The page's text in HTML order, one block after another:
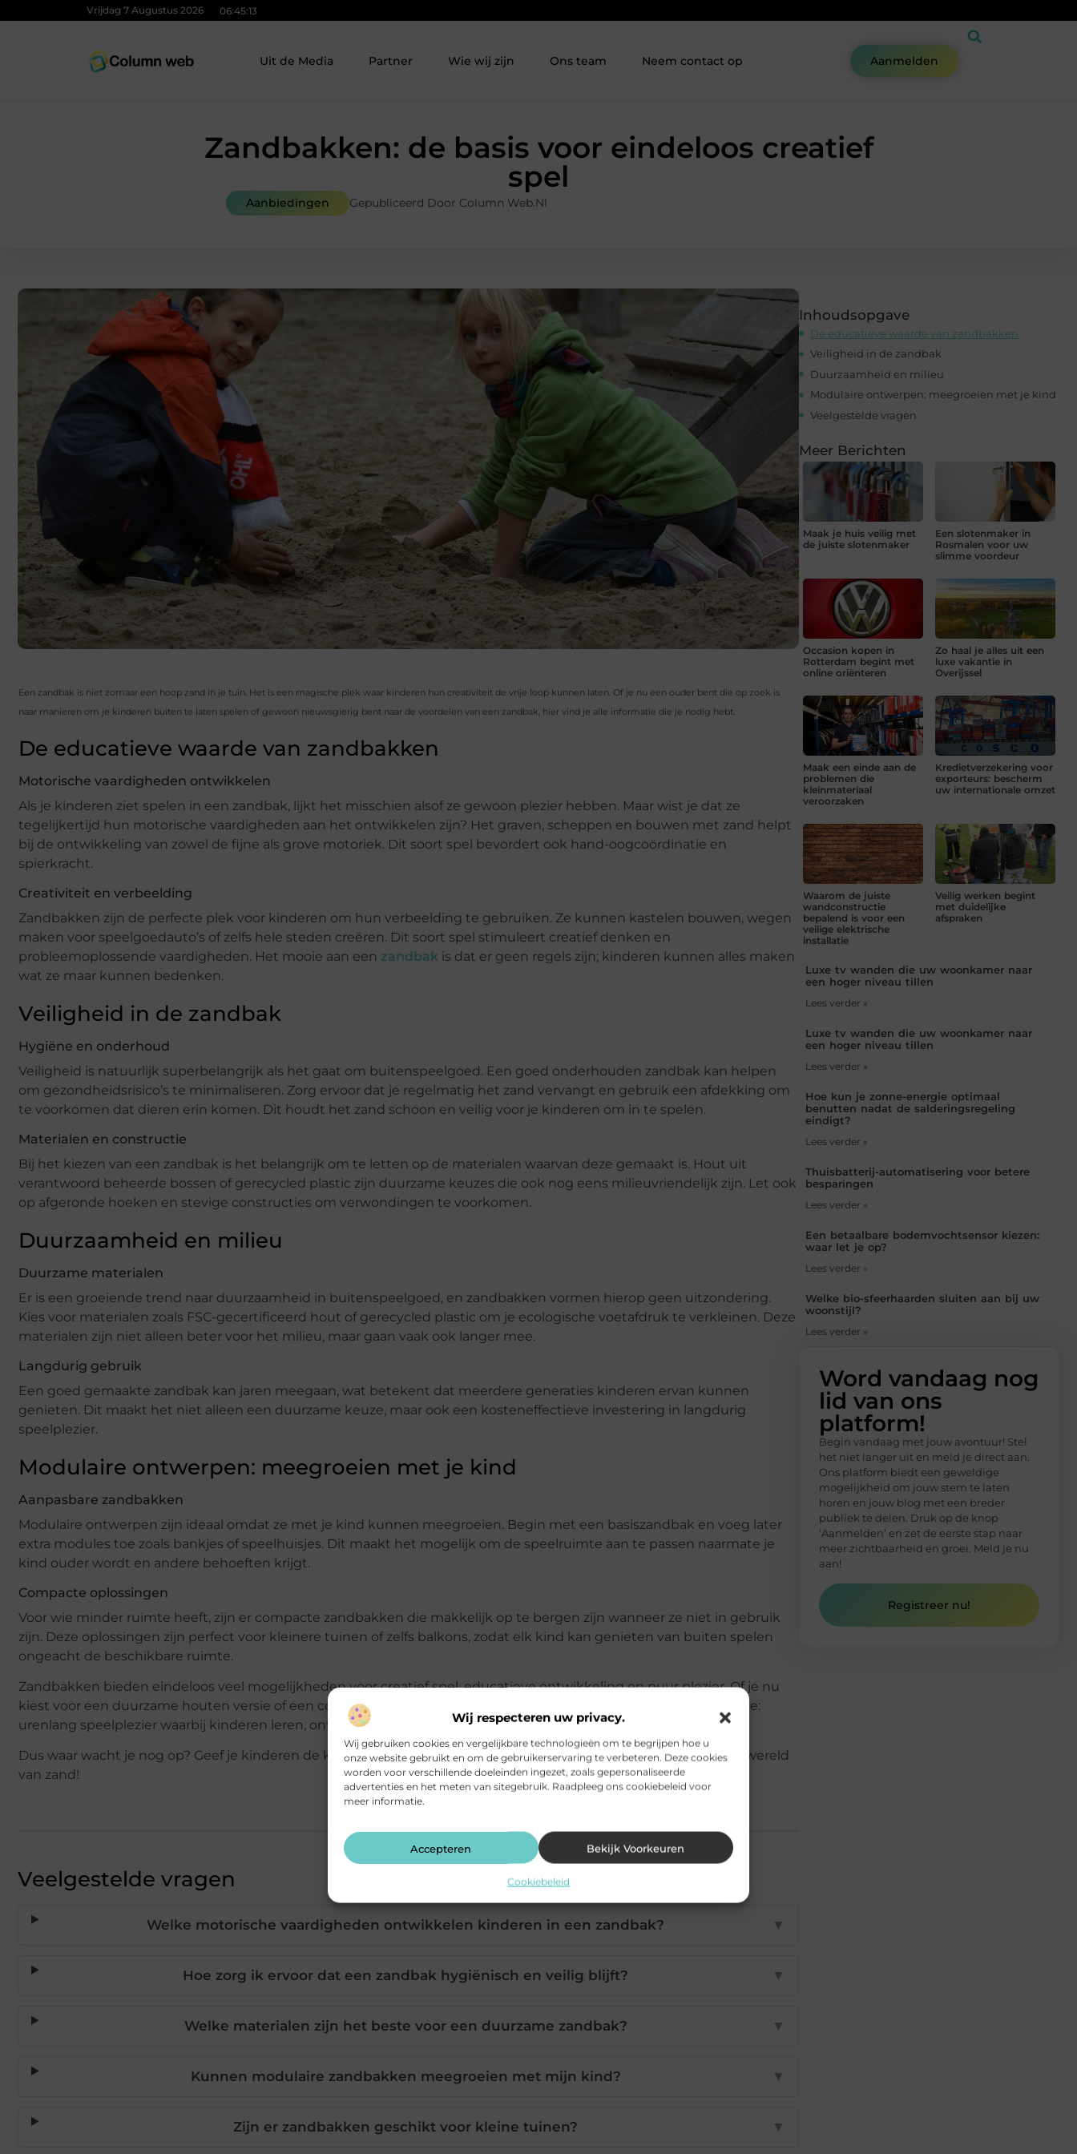
Wij respecteren uw privacy.
Wij gebruiken cookies en vergelijkbare technologieën om te begrijpen hoe u
onze website gebruikt en om de gebruikerservaring te verbeteren. Deze cookies
worden voor verschillende doeleinden ingezet, zoals gepersonaliseerde
advertenties en het meten van sitegebruik. Raadpleeg ons cookiebeleid voor
meer informatie.
Accepteren Bekijk Voorkeuren
Cookiebeleid
Vrijdag 7 Augustus 2026 06:45:14
Uit de Media Partner Wie wij zijn Ons team Neem contact op Aanmelden
Zandbakken: de basis voor eindeloos creatief
spel
Aanbiedingen Gepubliceerd Door Column Web.nl
Een zandbak is niet zomaar een hoop zand in je tuin. Het is een magische plek waar kinderen hun creativiteit de vrije loop kunnen laten. Of je nu een ouder bent die op zoek is
naar manieren om je kinderen buiten te laten spelen of gewoon nieuwsgierig bent naar de voordelen van een zandbak, hier vind je alle informatie die je nodig hebt.
De educatieve waarde van zandbakken
Motorische vaardigheden ontwikkelen
Als je kinderen ziet spelen in een zandbak, lijkt het misschien alsof ze gewoon plezier hebben. Maar wist je dat ze
tegelijkertijd hun motorische vaardigheden aan het ontwikkelen zijn? Het graven, scheppen en bouwen met zand helpt
bij de ontwikkeling van zowel de fijne als grove motoriek. Dit soort spel bevordert ook hand-oogcoördinatie en
spierkracht.
Creativiteit en verbeelding
Zandbakken zijn de perfecte plek voor kinderen om hun verbeelding te gebruiken. Ze kunnen kastelen bouwen, wegen
maken voor speelgoedauto’s of zelfs hele steden creëren. Dit soort spel stimuleert creatief denken en
probleemoplossende vaardigheden. Het mooie aan een zandbak is dat er geen regels zijn; kinderen kunnen alles maken
wat ze maar kunnen bedenken.
Veiligheid in de zandbak
Hygiëne en onderhoud
Veiligheid is natuurlijk superbelangrijk als het gaat om buitenspeelgoed. Een goed onderhouden zandbak kan helpen
om gezondheidsrisico’s te minimaliseren. Zorg ervoor dat je regelmatig het zand vervangt en gebruik een afdekking om
te voorkomen dat dieren erin komen. Dit houdt het zand schoon en veilig voor je kinderen om in te spelen.
Materialen en constructie
Bij het kiezen van een zandbak is het belangrijk om te letten op de materialen waarvan deze gemaakt is. Hout uit
verantwoord beheerde bossen of gerecycled plastic zijn duurzame keuzes die ook nog eens milieuvriendelijk zijn. Let ook
op afgeronde hoeken en stevige constructies om verwondingen te voorkomen.
Duurzaamheid en milieu
Duurzame materialen
Er is een groeiende trend naar duurzaamheid in buitenspeelgoed, en zandbakken vormen hierop geen uitzondering.
Kies voor materialen zoals FSC-gecertificeerd hout of gerecycled plastic om je ecologische voetafdruk te verkleinen. Deze
materialen zijn niet alleen beter voor het milieu, maar gaan vaak ook langer mee.
Langdurig gebruik
Een goed gemaakte zandbak kan jaren meegaan, wat betekent dat meerdere generaties kinderen ervan kunnen
genieten. Dit maakt het niet alleen een duurzame keuze, maar ook een kosteneffectieve investering in langdurig
speelplezier.
Modulaire ontwerpen: meegroeien met je kind
Aanpasbare zandbakken
Modulaire ontwerpen zijn ideaal omdat ze met je kind kunnen meegroeien. Begin met een basiszandbak en voeg later
extra modules toe zoals bankjes of speelhuisjes. Dit maakt het mogelijk om de speelruimte aan te passen naarmate je
kind ouder wordt en andere behoeften krijgt.
Compacte oplossingen
Voor wie minder ruimte heeft, zijn er compacte zandbakken die makkelijk op te bergen zijn wanneer ze niet in gebruik
zijn. Deze oplossingen zijn perfect voor kleinere tuinen of zelfs balkons, zodat elk kind kan genieten van buiten spelen
ongeacht de beschikbare ruimte.
Zandbakken bieden eindeloos veel mogelijkheden voor creatief spel, educatieve ontwikkeling en puur plezier. Of je nu
kiest voor een duurzame houten versie of een compacte variant voor kleine ruimtes, de voordelen blijven hetzelfde:
urenlang speelplezier waarbij kinderen leren, ontdekken en groeien.
Dus waar wacht je nog op? Geef je kinderen de kans om hun eigen avonturen te beleven in hun eigen magische wereld
van zand!
Veelgestelde vragen
Welke motorische vaardigheden ontwikkelen kinderen in een zandbak? ▼
Hoe zorg ik ervoor dat een zandbak hygiënisch en veilig blijft? ▼
Welke materialen zijn het beste voor een duurzame zandbak? ▼
Kunnen modulaire zandbakken meegroeien met mijn kind? ▼
Zijn er zandbakken geschikt voor kleine tuinen? ▼
Inhoudsopgave
De educatieve waarde van zandbakken
Veiligheid in de zandbak
Duurzaamheid en milieu
Modulaire ontwerpen: meegroeien met je kind
Veelgestelde vragen
Meer Berichten
Maak je huis veilig met
de juiste slotenmaker
Een slotenmaker in
Rosmalen voor uw
slimme voordeur
Occasion kopen in
Rotterdam begint met
online oriënteren
Zo haal je alles uit een
luxe vakantie in
Overijssel
Maak een einde aan de
problemen die
kleinmateriaal
veroorzaken
Kredietverzekering voor
exporteurs: bescherm
uw internationale omzet
Waarom de juiste
wandconstructie
bepalend is voor een
veilige elektrische
installatie
Veilig werken begint
met duidelijke
afspraken
Luxe tv wanden die uw woonkamer naar
een hoger niveau tillen
Lees verder »
Luxe tv wanden die uw woonkamer naar
een hoger niveau tillen
Lees verder »
Hoe kun je zonne-energie optimaal
benutten nadat de salderingsregeling
eindigt?
Lees verder »
Thuisbatterij-automatisering voor betere
besparingen
Lees verder »
Een betaalbare bodemvochtsensor kiezen:
waar let je op?
Lees verder »
Welke bio-sfeerhaarden sluiten aan bij uw
woonstijl?
Lees verder »
Word vandaag nog
lid van ons
platform!
Begin vandaag met jouw avontuur! Stel
het niet langer uit en meld je direct aan.
Ons platform biedt een geweldige
mogelijkheid om jouw stem te laten
horen en jouw blog met een breder
publiek te delen. Druk op de knop
‘Aanmelden’ en zet de eerste stap naar
meer zichtbaarheid en groei. Meld je nu
aan!
Registreer nu!